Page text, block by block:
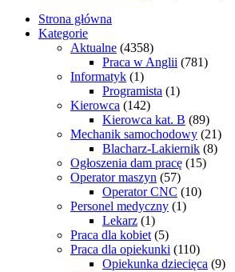
Strona główna
Kategorie
Aktualne (4358)
Praca w Anglii (781)
Informatyk (1)
Programista (1)
Kierowca (142)
Kierowca kat. B (89)
Mechanik samochodowy (21)
Blacharz-Lakiernik (8)
Ogłoszenia dam pracę (15)
Operator maszyn (57)
Operator CNC (10)
Personel medyczny (1)
Lekarz (1)
Praca dla kobiet (5)
Praca dla opiekunki (110)
Opiekunka dziecięca (9)